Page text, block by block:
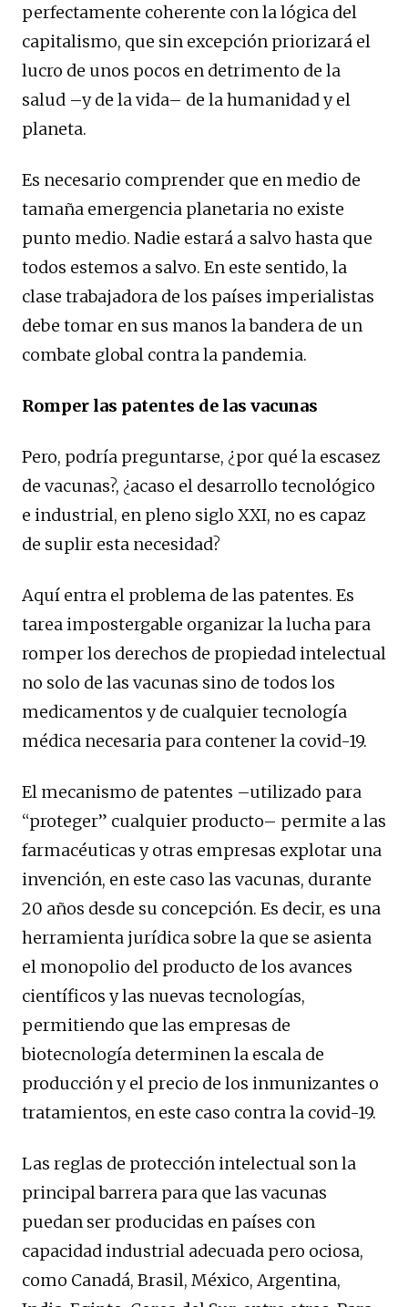
perfectamente coherente con la lógica del
capitalismo, que sin excepción priorizará el
lucro de unos pocos en detrimento de la
salud –y de la vida– de la humanidad y el
planeta.
Es necesario comprender que en medio de
tamaña emergencia planetaria no existe
punto medio. Nadie estará a salvo hasta que
todos estemos a salvo. En este sentido, la
clase trabajadora de los países imperialistas
debe tomar en sus manos la bandera de un
combate global contra la pandemia.
Romper las patentes de las vacunas
Pero, podría preguntarse, ¿por qué la escasez
de vacunas?, ¿acaso el desarrollo tecnológico
e industrial, en pleno siglo XXI, no es capaz
de suplir esta necesidad?
Aquí entra el problema de las patentes. Es
tarea impostergable organizar la lucha para
romper los derechos de propiedad intelectual
no solo de las vacunas sino de todos los
medicamentos y de cualquier tecnología
médica necesaria para contener la covid-19.
El mecanismo de patentes –utilizado para
“proteger” cualquier producto– permite a las
farmacéuticas y otras empresas explotar una
invención, en este caso las vacunas, durante
20 años desde su concepción. Es decir, es una
herramienta jurídica sobre la que se asienta
el monopolio del producto de los avances
científicos y las nuevas tecnologías,
permitiendo que las empresas de
biotecnología determinen la escala de
producción y el precio de los inmunizantes o
tratamientos, en este caso contra la covid-19.
Las reglas de protección intelectual son la
principal barrera para que las vacunas
puedan ser producidas en países con
capacidad industrial adecuada pero ociosa,
como Canadá, Brasil, México, Argentina,